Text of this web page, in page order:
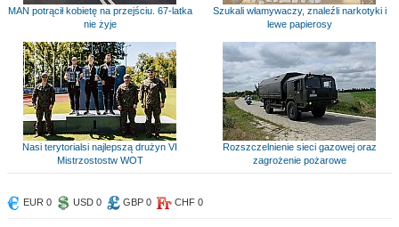
MAN potrącił kobietę na przejściu. 67-latka
nie żyje
Szukali włamywaczy, znaleźli narkotyki i
lewe papierosy
Nasi terytorialsi najlepszą drużyn VI
Mistrzostostw WOT
Rozszczelnienie sieci gazowej oraz
zagrożenie pożarowe
EUR 0 USD 0 GBP 0 CHF 0